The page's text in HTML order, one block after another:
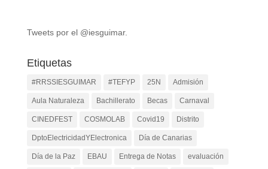
Tweets por el @iesguimar.
Etiquetas
#RRSSIESGUIMAR #TEFYP 25N Admisión
Aula Naturaleza Bachillerato Becas Carnaval
CINEDFEST COSMOLAB Covid19 Distrito
DptoElectricidadYElectronica Día de Canarias
Día de la Paz EBAU Entrega de Notas evaluación